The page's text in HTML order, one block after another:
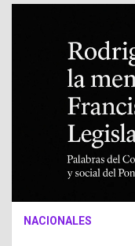
NACIONALES